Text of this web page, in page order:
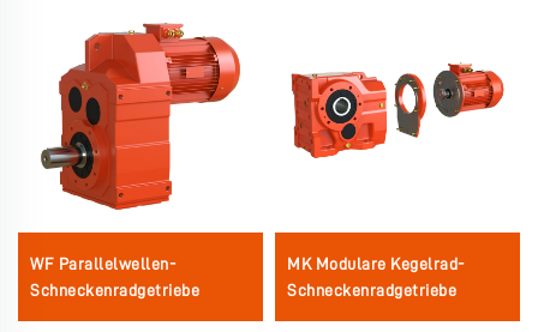
WF Parallelwellen-
Schneckenradgetriebe
MK Modulare Kegelrad-
Schneckenradgetriebe